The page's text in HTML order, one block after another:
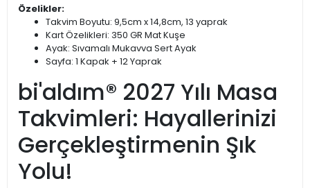
Özelikler:
Takvim Boyutu: 9,5cm x 14,8cm, 13 yaprak
Kart Özelikleri: 350 GR Mat Kuşe
Ayak: Sıvamalı Mukavva Sert Ayak
Sayfa: 1 Kapak + 12 Yaprak
bi'aldım® 2027 Yılı Masa
Takvimleri: Hayallerinizi
Gerçekleştirmenin Şık
Yolu!